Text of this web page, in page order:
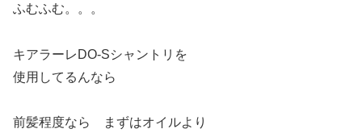
ふむふむ。。。
キアラーレDO-Sシャントリを
使用してるんなら
前髪程度なら まずはオイルより